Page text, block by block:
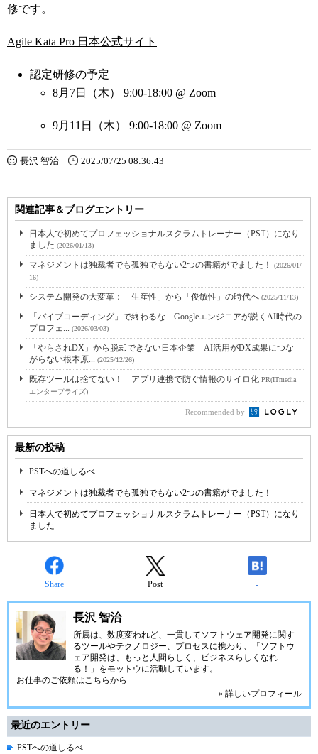
修です。
Agile Kata Pro 日本公式サイト
認定研修の予定
8月7日（木） 9:00-18:00 @ Zoom
9月11日（木） 9:00-18:00 @ Zoom
長沢 智治 2025/07/25 08:36:43
関連記事＆ブログエントリー
日本人で初めてプロフェッショナルスクラムトレーナー（PST）になり
ました (2026/01/13)
マネジメントは独裁者でも孤独でもない2つの書籍がでました！
(2026/01/
16)
システム開発の大変革：「生産性」から「俊敏性」の時代へ (2025/11/13)
「バイブコーディング」で終わるな Googleエンジニアが説くAI時代の
プロフェ...
(2026/03/03)
「やらされDX」から脱却できない日本企業 AI活用がDX成果につな
がらない根本原...
(2025/12/26)
既存ツールは捨てない！ アプリ連携で防ぐ情報のサイロ化 PR(ITmedia
エンタープライズ)
Recommended by
最新の投稿
PSTへの道しるべ
マネジメントは独裁者でも孤独でもない2つの書籍がでました！
日本人で初めてプロフェッショナルスクラムトレーナー（PST）になり
ました
Share Post -
長沢 智治
所属は、数度変われど、一貫してソフトウェア開発に関す
るツールやテクノロジー、プロセスに携わり、「ソフトウ
ェア開発は、もっと人間らしく、ビジネスらしくなれ
る！」をモットウに活動しています。
お仕事のご依頼はこちらから
» 詳しいプロフィール
最近のエントリー
PSTへの道しるべ